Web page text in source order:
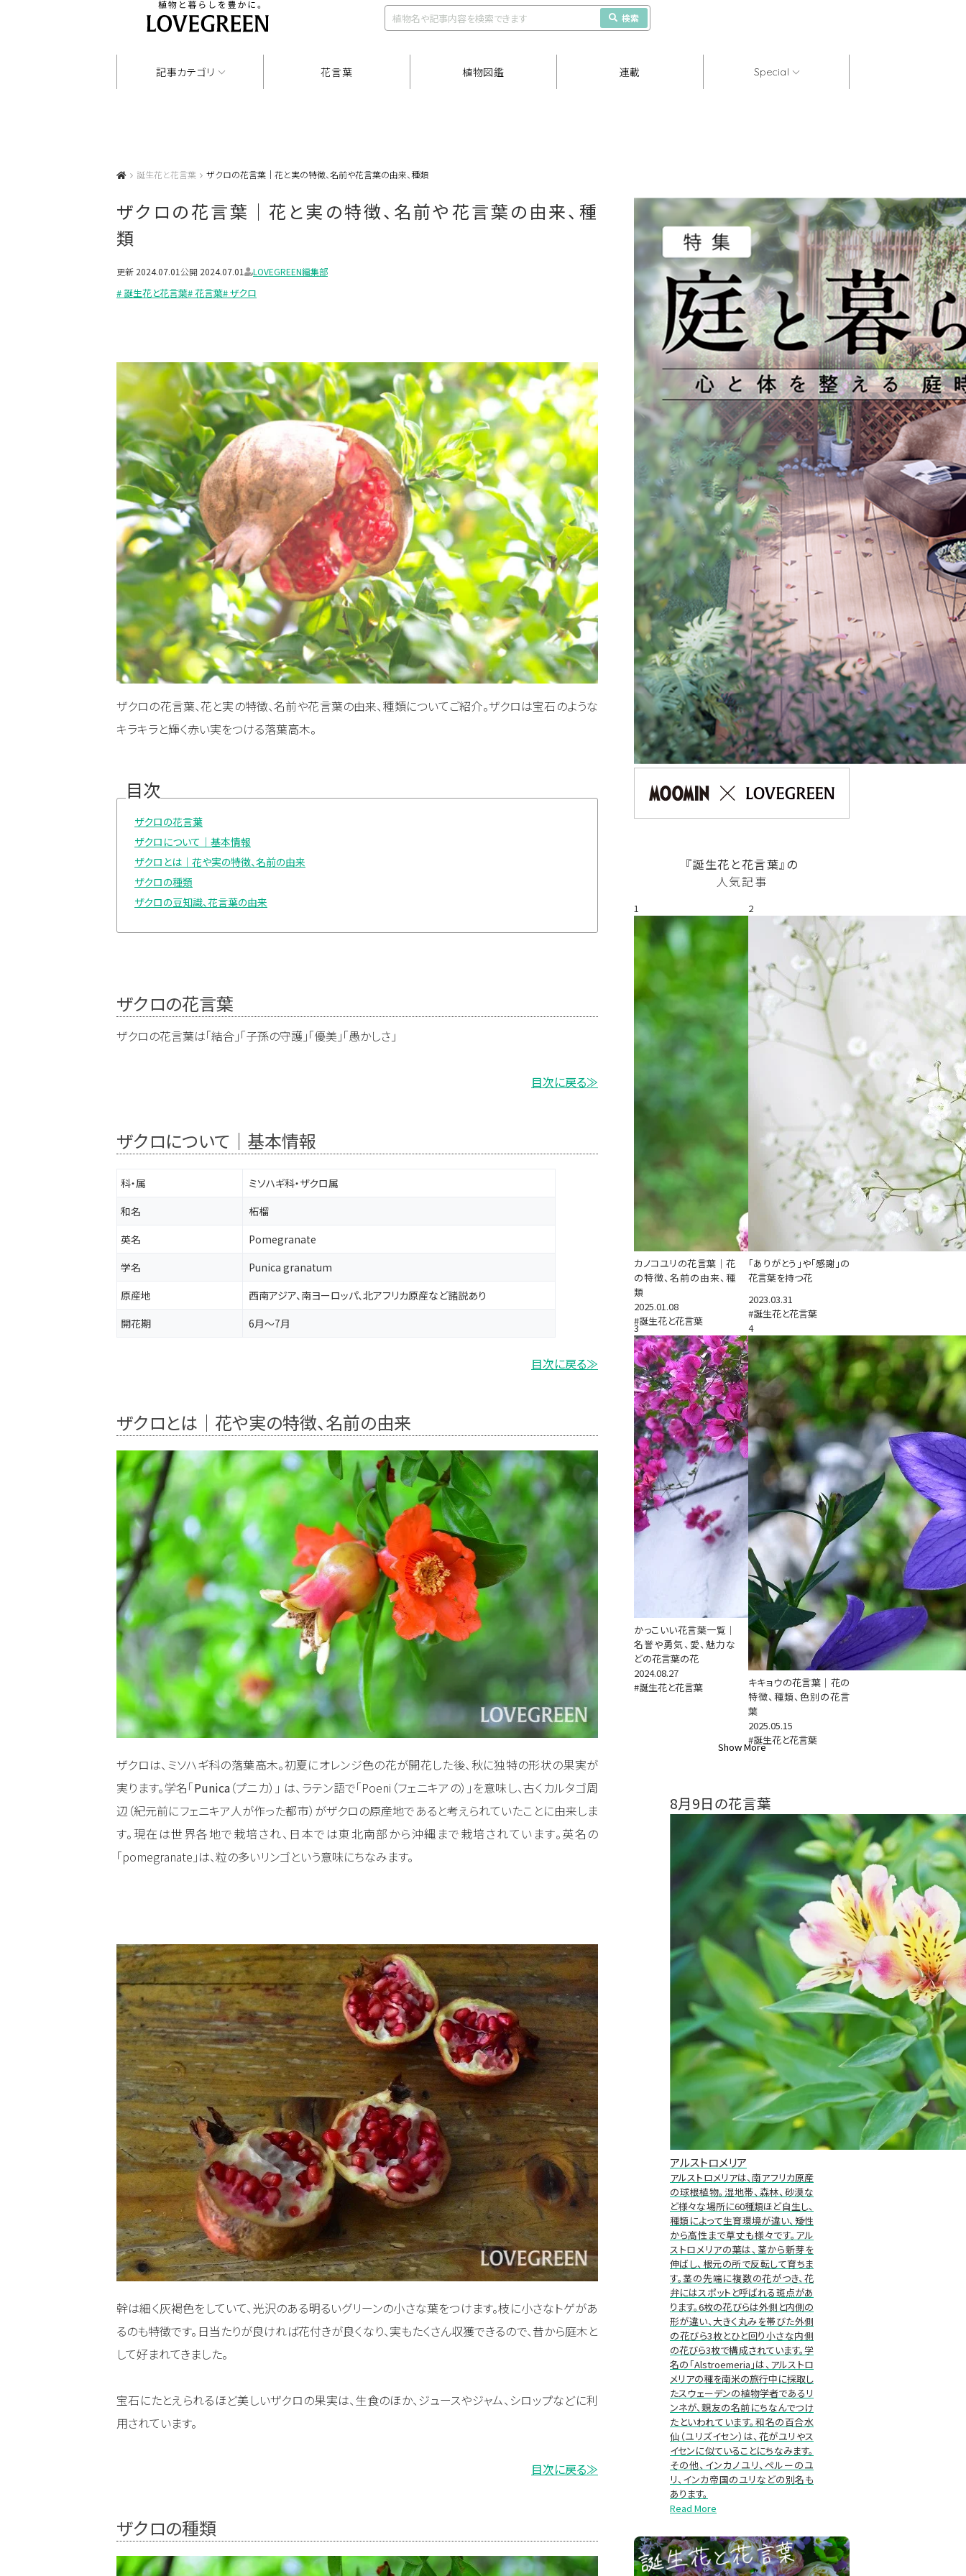
検索
記事カテゴリ 花言葉 植物図鑑 連載 Special
誕生花と花言葉 ザクロの花言葉｜花と実の特徴、名前や花言葉の由来、種類
ザクロの花言葉｜花と実の特徴、名前や花言葉の由来、種
類
更新 2024.07.01 公開 2024.07.01 LOVEGREEN編集部
# 誕生花と花言葉# 花言葉# ザクロ
ザクロの花言葉、花と実の特徴、名前や花言葉の由来、種類についてご紹介。ザクロは宝石のような
キラキラと輝く赤い実をつける落葉高木。
目次
ザクロの花言葉
ザクロについて｜基本情報
ザクロとは｜花や実の特徴、名前の由来
ザクロの種類
ザクロの豆知識、花言葉の由来
ザクロの花言葉
ザクロの花言葉は「結合」「子孫の守護」「優美」「愚かしさ」
目次に戻る≫
ザクロについて｜基本情報
科・属
ミソハギ科・ザクロ属
和名
柘榴
英名
Pomegranate
学名
Punica granatum
原産地
西南アジア、南ヨーロッパ、北アフリカ原産など諸説あり
開花期
6月～7月
目次に戻る≫
ザクロとは｜花や実の特徴、名前の由来
ザクロは、ミソハギ科の落葉高木。初夏にオレンジ色の花が開花した後、秋に独特の形状の果実が
実ります。学名「Punica（プニカ）」 は、ラテン語で「Poeni（フェニキアの）」を意味し、古くカルタゴ周
辺（紀元前にフェニキア人が作った都市）がザクロの原産地であると考えられていたことに由来しま
す。現在は世界各地で栽培され、日本では東北南部から沖縄まで栽培されています。英名の
「pomegranate」は、粒の多いリンゴという意味にちなみます。
幹は細く灰褐色をしていて、光沢のある明るいグリーンの小さな葉をつけます。枝に小さなトゲがあ
るのも特徴です。日当たりが良ければ花付きが良くなり、実もたくさん収獲できるので、昔から庭木と
して好まれてきました。
宝石にたとえられるほど美しいザクロの果実は、生食のほか、ジュースやジャム、シロップなどに利
用されています。
目次に戻る≫
ザクロの種類
『誕生花と花言葉』の
人気記事
1
カノコユリの花言葉｜花
の特徴、名前の由来、種
類
2025.01.08
#誕生花と花言葉
2
「ありがとう」や「感謝」の
花言葉を持つ花
2023.03.31
#誕生花と花言葉
3
かっこいい花言葉一覧｜
名誉や勇気、愛、魅力な
どの花言葉の花
2024.08.27
#誕生花と花言葉
4
キキョウの花言葉｜花の
特徴、種類、色別の花言
葉
2025.05.15
#誕生花と花言葉
Show More
8月9日の花言葉
アルストロメリア
アルストロメリアは、南アフリカ原産
の球根植物。湿地帯、森林、砂漠な
ど様々な場所に60種類ほど自生し、
種類によって生育環境が違い、矮性
から高性まで草丈も様々です。アル
ストロメリアの葉は、茎から新芽を
伸ばし、根元の所で反転して育ちま
す。茎の先端に複数の花がつき、花
弁にはスポットと呼ばれる斑点があ
ります。6枚の花びらは外側と内側の
形が違い、大きく丸みを帯びた外側
の花びら3枚とひと回り小さな内側
の花びら3枚で構成されています。学
名の「Alstroemeria」は、アルストロ
メリアの種を南米の旅行中に採取し
たスウェーデンの植物学者であるリ
ンネが、親友の名前にちなんでつけ
たといわれています。和名の百合水
仙（ユリズイセン）は、花がユリやス
イセンに似ていることにちなみます。
その他、インカノユリ、ペルーのユ
リ、インカ帝国のユリなどの別名も
あります。
Read More